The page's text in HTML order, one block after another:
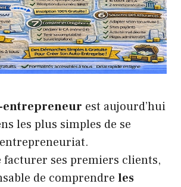
entrepreneur est aujourd’hui
les plus simples de se
facturer ses premiers clients,
de comprendre les